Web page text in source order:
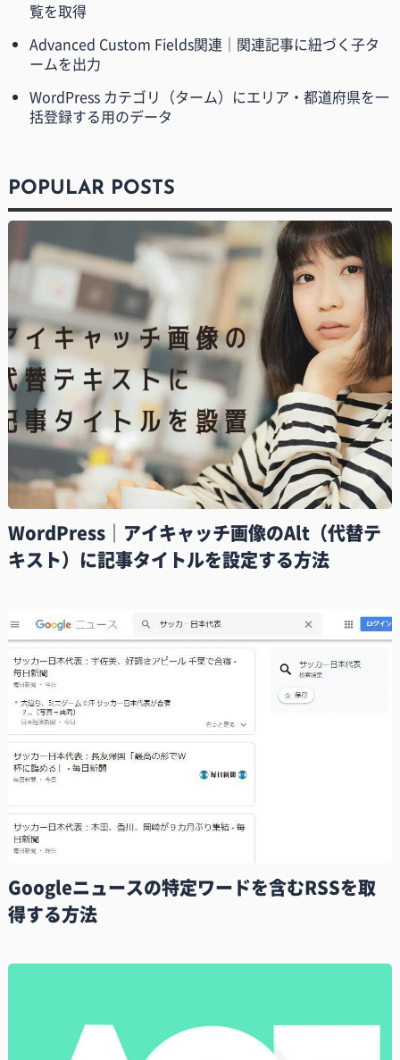
覧を取得
Advanced Custom Fields関連｜関連記事に紐づく子タ
ームを出力
WordPress カテゴリ（ターム）にエリア・都道府県を一
括登録する用のデータ
POPULAR POSTS
WordPress｜アイキャッチ画像のAlt（代替テ
キスト）に記事タイトルを設定する方法
Googleニュースの特定ワードを含むRSSを取
得する方法